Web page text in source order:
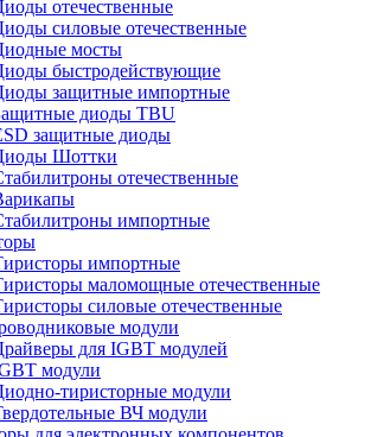
отечественные
силовые отечественные
мосты
быстродействующие
защитные импортные
диоды TBU
защитные диоды
Шоттки
отечественные
импортные
импортные
маломощные отечественные
силовые отечественные
модули
для IGBT модулей
модули
тиристорные модули
ВЧ модули